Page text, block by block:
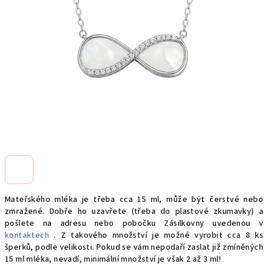
Mateřského mléka je třeba cca 15 ml, může být čerstvé nebo
zmražené. Dobře ho uzavřete (třeba do plastové zkumavky) a
pošlete na adresu nebo pobočku Zásilkovny uvedenou v
kontaktech . Z takového množství je možné vyrobit cca 8 ks
šperků, podle velikosti. Pokud se vám nepodaří zaslat již zmíněných
15 ml mléka, nevadí, minimální množství je však 2 až 3 ml!